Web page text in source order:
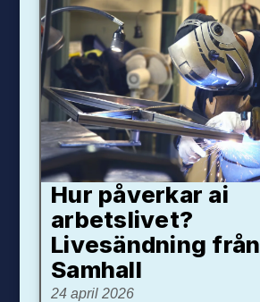
Hur påverkar ai
arbetslivet?
Livesändning från
Samhall
24 april 2026